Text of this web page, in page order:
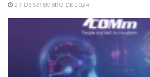
27 DE SETEMBRO DE 2024